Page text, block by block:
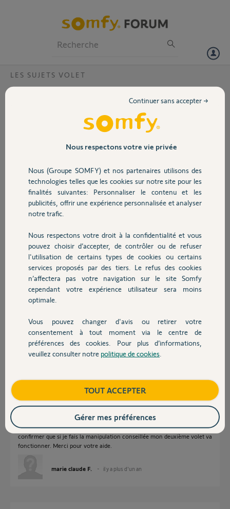
Volet
Sécurité
Domotique
Chauffage
Autres produits
Devis avec un pro
Contact
LES SUJETS VOLET
reprogramer 2 volets roulants pilotés par 1
Bonjour, j'ai une télécomande SOMFY qui pilote 2 volets en meme
temps et l'autre telecomande qui ne pilote pas son volet roulant , je
suis obligée d'ouvrir et de fermer les 2 volets en meme temps .
Merci,
marie claude F.
il y a plus d'un an
Réponses
Voici la solution en image;
Charly il y a plus d'un an
Bonjour, je vous remercie pour votre réponse, mais je voudrais
m'assurer que la réponse corresponde bien à ma question , car j'ai une
télécommande qui pilote deux volets à la fois mais la deuxième
télécommande ne pilote plus rien et dans votre réponse il faut que la
premiere télécommande pilote les 2 volets et que la deuxième
télécommande pilote 1 volet et ce n est pas mon cas. pouvez vous me
confirmer que si je fais la manipulation conseillée mon deuxième volet va
fonctionner. Merci pour votre aide.
marie claude F. il y a plus d'un an
Nous respectons votre vie privée
Nous (Groupe SOMFY) et nos partenaires utilisons des
technologies telles que les cookies sur notre site pour les
finalités suivantes: Personnaliser le contenu et les
publicités, offrir une expérience personnalisée et analyser
notre trafic.
Nous respectons votre droit à la confidentialité et vous
pouvez choisir d’accepter, de contrôler ou de refuser
l'utilisation de certains types de cookies ou certains
services proposés par des tiers. Le refus des cookies
n’affectera pas votre navigation sur le site Somfy
cependant votre expérience utilisateur sera moins
optimale.
Vous pouvez changer d'avis ou retirer votre
consentement à tout moment via le centre de
préférences des cookies. Pour plus d’informations,
veuillez consulter notre politique de cookies
Continuer sans accepter →
TOUT ACCEPTER
Gérer mes préférences